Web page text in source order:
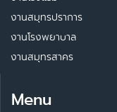
งานสมุทรปราการ
งานโรงพยาบาล
งานสมุทรสาคร
Menu